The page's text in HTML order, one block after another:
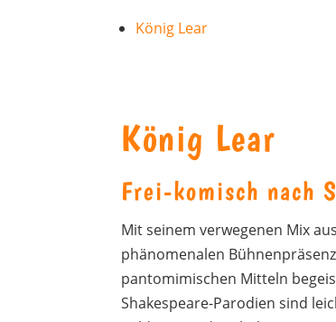
König Lear
König Lear
Frei-komisch nach
Mit seinem verwegenen Mix
phänomenalen
pantomimischen Mitteln
Shakespeare-Parodien sind